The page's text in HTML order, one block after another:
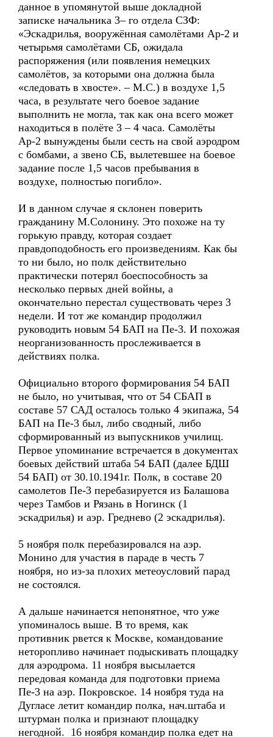
данное в упомянутой выше докладной
записке начальника 3– го отдела СЗФ:
«Эскадрилья, вооружённая самолётами Ар-2 и
четырьмя самолётами СБ, ожидала
распоряжения (или появления немецких
самолётов, за которыми она должна была
«следовать в хвосте». – М.С.) в воздухе 1,5
часа, в результате чего боевое задание
выполнить не могла, так как она всего может
находиться в полёте 3 – 4 часа. Самолёты
Ар-2 вынуждены были сесть на свой аэродром
с бомбами, а звено СБ, вылетевшее на боевое
задание после 1,5 часов пребывания в
воздухе, полностью погибло».
И в данном случае я склонен поверить
гражданину М.Солонину. Это похоже на ту
горькую правду, которая создает
правдоподобность его произведениям. Как бы
то ни было, но полк действительно
практически потерял боеспособность за
несколько первых дней войны, а
окончательно перестал существовать через 3
недели. И тот же командир продолжил
руководить новым 54 БАП на Пе-3. И похожая
неорганизованность прослеживается в
действиях полка.
Официально второго формирования 54 БАП
не было, но учитывая, что от 54 СБАП в
составе 57 САД осталось только 4 экипажа, 54
БАП на Пе-3 был, либо сводный, либо
сформированный из выпускников училищ.
Первое упоминание встречается в документах
боевых действий штаба 54 БАП (далее БДШ
54 БАП) от 30.10.1941г. Полк, в составе 20
самолетов Пе-3 перебазируется из Балашова
через Тамбов и Рязань в Ногинск (1
эскадрилья) и аэр. Греднево (2 эскадрилья).
5 ноября полк перебазировался на аэр.
Монино для участия в параде в честь 7
ноября, но из-за плохих метеоусловий парад
не состоялся.
А дальше начинается непонятное, что уже
упоминалось выше. В то время, как
противник рвется к Москве, командование
неторопливо начинает подыскивать площадку
для аэродрома. 11 ноября высылается
передовая команда для подготовки приема
Пе-3 на аэр. Покровское. 14 ноября туда на
Дугласе летит командир полка, нач.штаба и
штурман полка и признают площадку
негодной. 16 ноября командир полка едет на